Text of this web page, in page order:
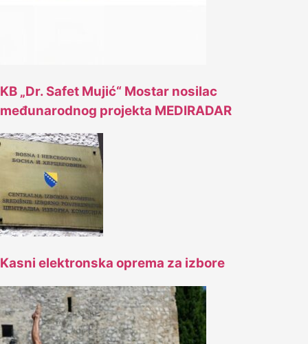
KB „Dr. Safet Mujić“ Mostar nosilac
međunarodnog projekta MEDIRADAR
Kasni elektronska oprema za izbore